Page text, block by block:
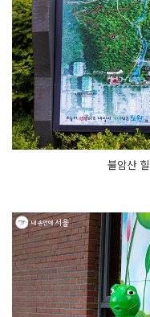
불암산